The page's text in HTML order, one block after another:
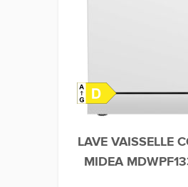
LAVE VAISSELLE
MIDEA